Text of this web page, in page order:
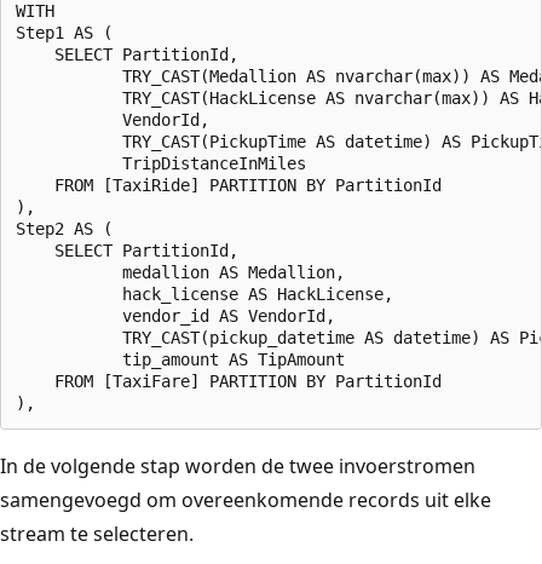
WITH
Step1 AS (
    SELECT PartitionId,
TRY_CAST(Medallion AS nvarchar(max)) AS
TRY_CAST(HackLicense AS nvarchar(max)) AS
           VendorId,
TRY_CAST(PickupTime AS datetime) AS
           TripDistanceInMiles
    FROM [TaxiRide] PARTITION BY PartitionId
),
Step2 AS (
    SELECT PartitionId,
           medallion AS Medallion,
           hack_license AS HackLicense,
           vendor_id AS VendorId,
TRY_CAST(pickup_datetime AS datetime) AS
           tip_amount AS TipAmount
    FROM [TaxiFare] PARTITION BY PartitionId
In de volgende stap worden de twee invoerstromen
samengevoegd om overeenkomende records uit elke
stream te selecteren.